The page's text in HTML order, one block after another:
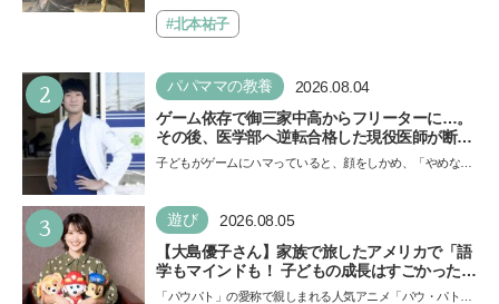
催…#北本祐子
2 パパママの教養 2026.08.04
ゲーム依存で御三家中高からフリーターに…。
その後、医学部へ逆転合格した現役医師が断言
「ゲームの経験が受験勉強に役立った」そう考
子どもがゲームにハマっていると、顔をしかめ、「やめなさ
い…
3 遊び 2026.08.05
【大島優子さん】家族で旅したアメリカで「語
学もマインドも！ 子どもの成長はすごかった」
声優をつとめた映画『パウ・パトロール ザ・ダ
「パウパト」の愛称で親しまれる人気アニメ「パウ・パトロ